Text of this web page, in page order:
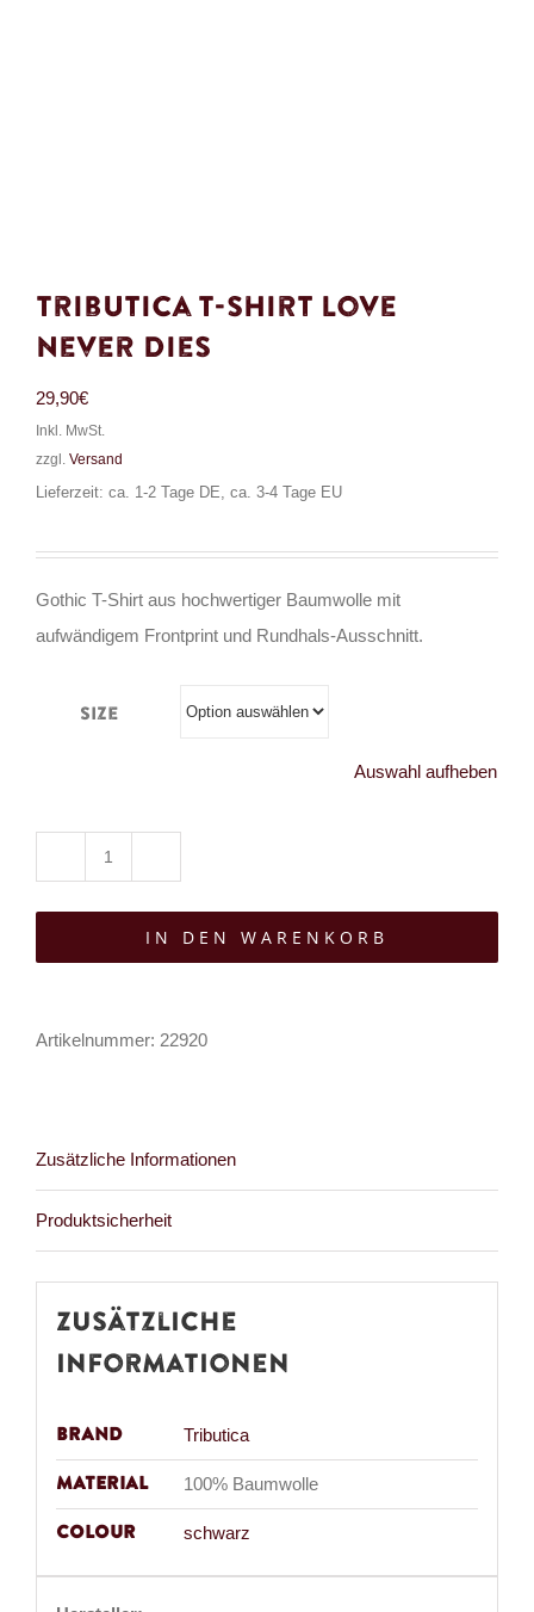
Tributica T-Shirt Love
Never Dies
29,90€
Inkl. MwSt.
zzgl. Versand
Lieferzeit: ca. 1-2 Tage DE, ca. 3-4 Tage EU
Gothic T-Shirt aus hochwertiger Baumwolle mit
aufwändigem Frontprint und Rundhals-Ausschnitt.
Size
Auswahl aufheben
T-
Dies
IN DEN WARENKORB
Artikelnummer: 22920
Zusätzliche Informationen
Produktsicherheit
Zusätzliche
Informationen
Brand Tributica
Material 100% Baumwolle
Colour schwarz